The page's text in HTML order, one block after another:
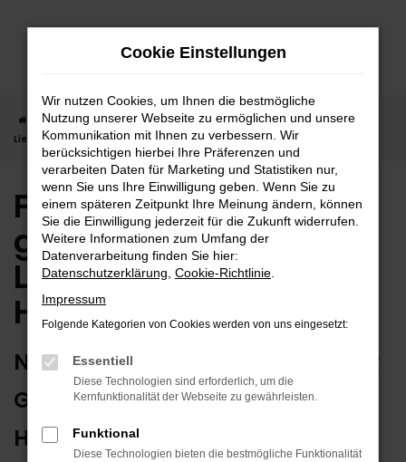
Zum
Startseite Herrenberg
Fiat in Herrenberg günstig kaufen |
Lieferservice nach Herrenberg
Fiat in Herrenberg
günstig kaufen |
Lieferservice nach
Herrenberg
NUTZEN SIE IHREN NEUEN FIAT FÜR
GRENZENLOSE MOBILITÄT IN
HERRENBERG
Cookie Einstellungen
Wir nutzen Cookies, um Ihnen die bestmögliche
Nutzung unserer Webseite zu ermöglichen und unsere
Kommunikation mit Ihnen zu verbessern. Wir
berücksichtigen hierbei Ihre Präferenzen und
verarbeiten Daten für Marketing und Statistiken nur,
wenn Sie uns Ihre Einwilligung geben. Wenn Sie zu
einem späteren Zeitpunkt Ihre Meinung ändern, können
Sie die Einwilligung jederzeit für die Zukunft widerrufen.
Weitere Informationen zum Umfang der
Datenverarbeitung finden Sie hier:
Datenschutzerklärung Cookie-Richtlinie
Impressum
Folgende Kategorien von Cookies werden von uns eingesetzt:
Essentiell
Diese Technologien sind erforderlich, um die
Kernfunktionalität der Webseite zu gewährleisten.
Funktional
Diese Technologien bieten die bestmögliche Funktionalität